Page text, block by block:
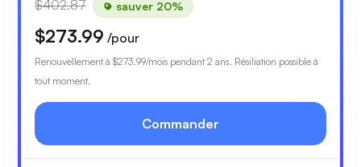
$402.87 sauver 20%
$273.99 /pour
Renouvellement à $273.99/mois pendant 2 ans. Résiliation possible à
tout moment.
Commander